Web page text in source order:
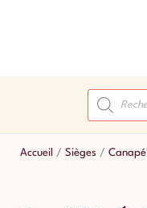
Recherche
de
produits
Accueil / Sièges / Canapé